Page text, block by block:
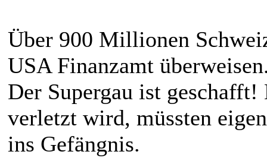
Über 900 Millionen
USA Finanzamt
Der Supergau ist
verletzt wird, müssten
ins Gefängnis.